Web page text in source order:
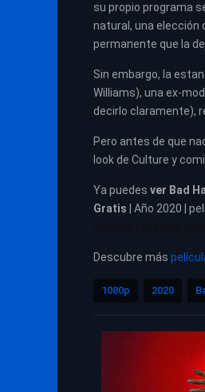
su propio programa
natural, una elección
permanente que la
Sin embargo, la
Williams), una ex-
decirlo claramente),
Pero antes de que
look de Culture y
Ya puedes ver Bad
Gratis | Año 2020 |
Descubre más
1080p 2020